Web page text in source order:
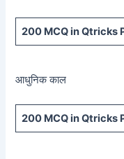
200 MCQ in Qtricks
आधुनिक काल
200 MCQ in Qtricks